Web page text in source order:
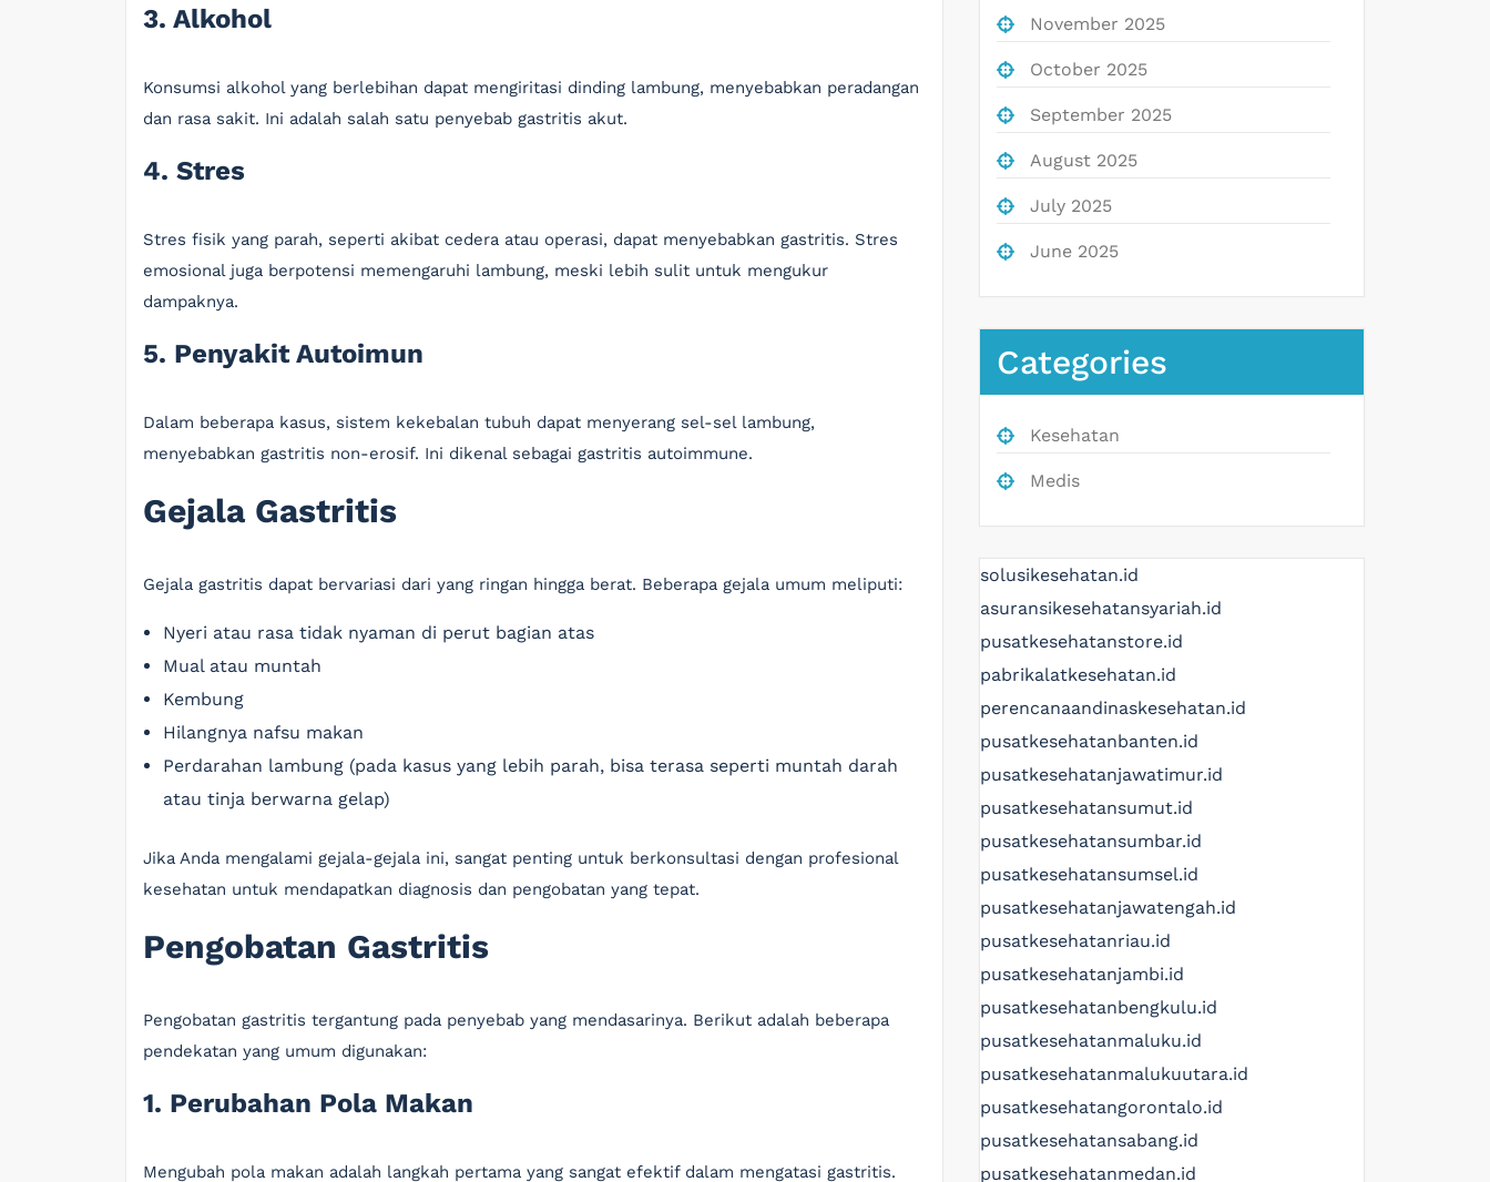
3. Alkohol
Konsumsi alkohol yang berlebihan dapat mengiritasi dinding lambung, menyebabkan peradangan
dan rasa sakit. Ini adalah salah satu penyebab gastritis akut.
4. Stres
Stres fisik yang parah, seperti akibat cedera atau operasi, dapat menyebabkan gastritis. Stres
emosional juga berpotensi memengaruhi lambung, meski lebih sulit untuk mengukur
dampaknya.
5. Penyakit Autoimun
Dalam beberapa kasus, sistem kekebalan tubuh dapat menyerang sel-sel lambung,
menyebabkan gastritis non-erosif. Ini dikenal sebagai gastritis autoimmune.
Gejala Gastritis
Gejala gastritis dapat bervariasi dari yang ringan hingga berat. Beberapa gejala umum meliputi:
Nyeri atau rasa tidak nyaman di perut bagian atas
Mual atau muntah
Kembung
Hilangnya nafsu makan
Perdarahan lambung (pada kasus yang lebih parah, bisa terasa seperti muntah darah
atau tinja berwarna gelap)
Jika Anda mengalami gejala-gejala ini, sangat penting untuk berkonsultasi dengan profesional
kesehatan untuk mendapatkan diagnosis dan pengobatan yang tepat.
Pengobatan Gastritis
Pengobatan gastritis tergantung pada penyebab yang mendasarinya. Berikut adalah beberapa
pendekatan yang umum digunakan:
1. Perubahan Pola Makan
Mengubah pola makan adalah langkah pertama yang sangat efektif dalam mengatasi gastritis.
November 2025
October 2025
September 2025
August 2025
July 2025
June 2025
Categories
Kesehatan
Medis
solusikesehatan.id
asuransikesehatansyariah.id
pusatkesehatanstore.id
pabrikalatkesehatan.id
perencanaandinaskesehatan.id
pusatkesehatanbanten.id
pusatkesehatanjawatimur.id
pusatkesehatansumut.id
pusatkesehatansumbar.id
pusatkesehatansumsel.id
pusatkesehatanjawatengah.id
pusatkesehatanriau.id
pusatkesehatanjambi.id
pusatkesehatanbengkulu.id
pusatkesehatanmaluku.id
pusatkesehatanmalukuutara.id
pusatkesehatangorontalo.id
pusatkesehatansabang.id
pusatkesehatanmedan.id